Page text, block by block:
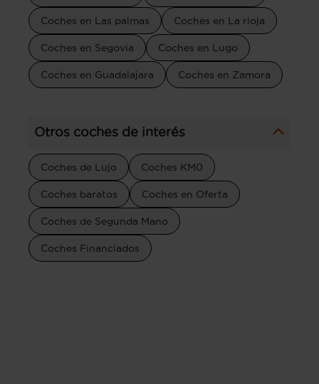
Coches en Las palmas Coches en La rioja
Coches en Segovia Coches en Lugo
Coches en Guadalajara Coches en Zamora
Otros coches de interés
Coches de Lujo Coches KM0
Coches baratos Coches en Oferta
Coches de Segunda Mano
Coches Financiados